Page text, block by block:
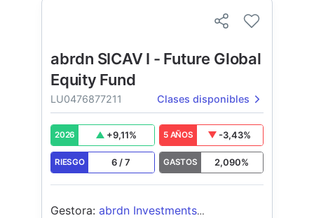
abrdn SICAV I - Future Global
Equity Fund
LU0476877211 Clases disponibles
2026 +9,11% 5 AÑOS -3,43%
RIESGO 6 /7 GASTOS 2,090%
Gestora: abrdn Investments